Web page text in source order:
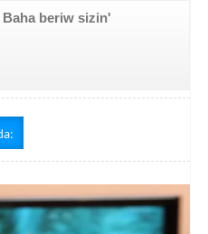
Baha beriw sizin'